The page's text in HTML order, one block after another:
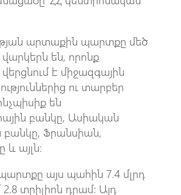
արտաքին պարտքը մեծ
են, որոնք
է միջազգային
ու տարբեր
են
բանկը, Ասիական
Ֆրանսիան,
այլն։
այս պահին 7.4 մլրդ
տրիլիոն դրամ: Այդ